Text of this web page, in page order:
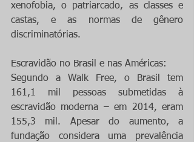
xenofobia, o patriarcado, as classes e
castas, e as normas de gênero
discriminatórias.
Escravidão no Brasil e nas Américas:
Segundo a Walk Free, o Brasil tem
161,1 mil pessoas submetidas à
escravidão moderna – em 2014, eram
155,3 mil. Apesar do aumento, a
fundação considera uma prevalência